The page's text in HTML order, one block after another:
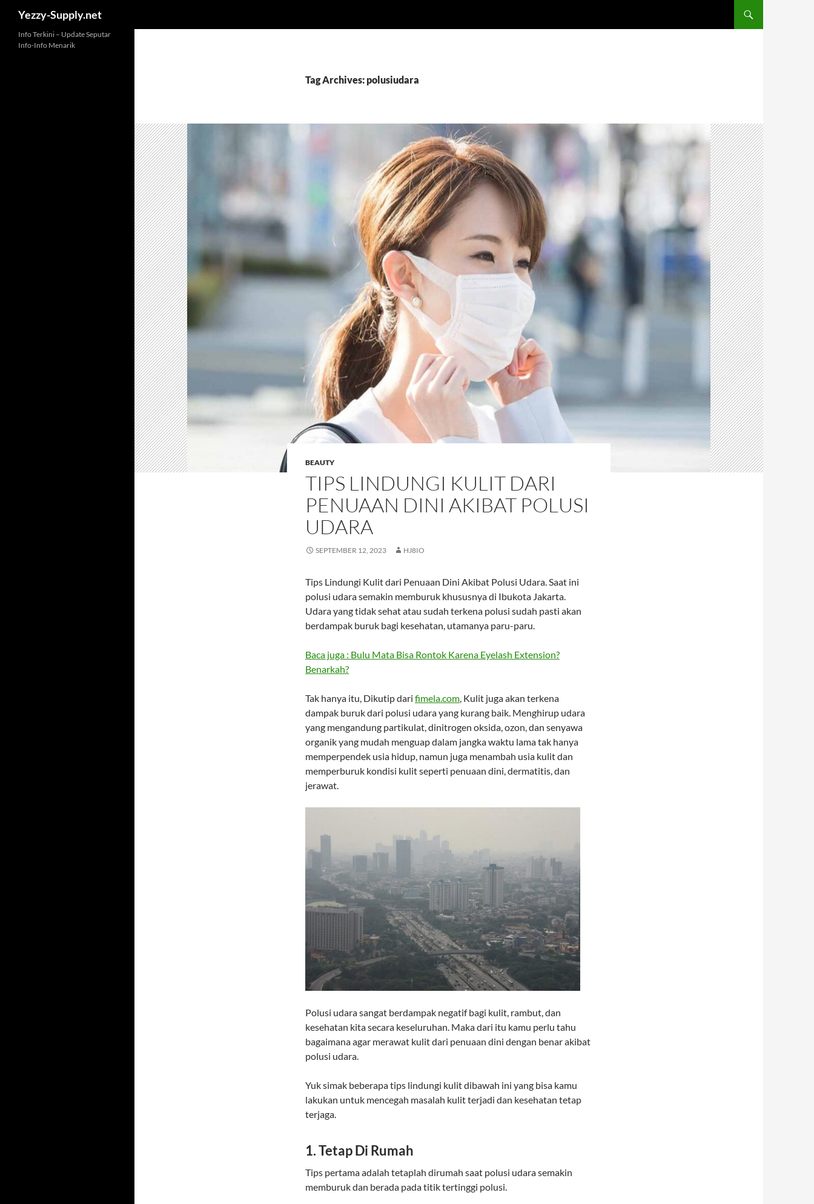
Yezzy-Supply.net
Tag Archives: polusiudara
BEAUTY
TIPS LINDUNGI KULIT DARI
PENUAAN DINI AKIBAT POLUSI
UDARA
SEPTEMBER 12, 2023 HJ8IO
Tips Lindungi Kulit dari Penuaan Dini Akibat Polusi Udara. Saat ini
polusi udara semakin memburuk khususnya di Ibukota Jakarta.
Udara yang tidak sehat atau sudah terkena polusi sudah pasti akan
berdampak buruk bagi kesehatan, utamanya paru-paru.
Baca juga : Bulu Mata Bisa Rontok Karena Eyelash Extension?
Benarkah?
Tak hanya itu, Dikutip dari fimela.com, Kulit juga akan terkena
dampak buruk dari polusi udara yang kurang baik. Menghirup udara
yang mengandung partikulat, dinitrogen oksida, ozon, dan senyawa
organik yang mudah menguap dalam jangka waktu lama tak hanya
memperpendek usia hidup, namun juga menambah usia kulit dan
memperburuk kondisi kulit seperti penuaan dini, dermatitis, dan
jerawat.
Polusi udara sangat berdampak negatif bagi kulit, rambut, dan
kesehatan kita secara keseluruhan. Maka dari itu kamu perlu tahu
bagaimana agar merawat kulit dari penuaan dini dengan benar akibat
polusi udara.
Yuk simak beberapa tips lindungi kulit dibawah ini yang bisa kamu
lakukan untuk mencegah masalah kulit terjadi dan kesehatan tetap
terjaga.
1. Tetap Di Rumah
Tips pertama adalah tetaplah dirumah saat polusi udara semakin
memburuk dan berada pada titik tertinggi polusi.
Info Terkini – Update Seputar
Info-Info Menarik